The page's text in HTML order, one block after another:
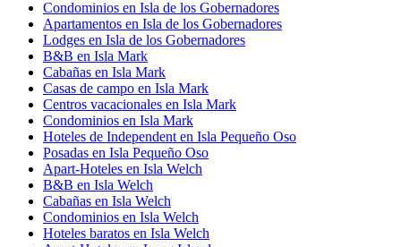
Condominios en Isla de los Gobernadores
Apartamentos en Isla de los Gobernadores
Lodges en Isla de los Gobernadores
B&B en Isla Mark
Cabañas en Isla Mark
Casas de campo en Isla Mark
Centros vacacionales en Isla Mark
Condominios en Isla Mark
Hoteles de Independent en Isla Pequeño Oso
Posadas en Isla Pequeño Oso
Apart-Hoteles en Isla Welch
B&B en Isla Welch
Cabañas en Isla Welch
Condominios en Isla Welch
Hoteles baratos en Isla Welch